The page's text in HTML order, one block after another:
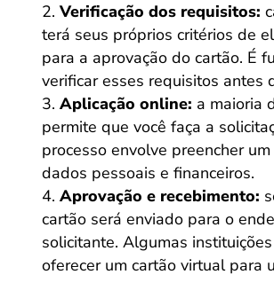
Verificação dos requisitos:
terá seus próprios critérios de
para a aprovação do cartão. É
verificar esses requisitos antes
Aplicação online: a maioria
permite que você faça a
processo envolve preencher
dados pessoais e financeiros.
Aprovação e recebimento:
cartão será enviado para o
solicitante. Algumas
oferecer um cartão virtual para